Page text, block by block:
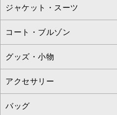
ニット・セーター
カーディガン
アンサンブルセット
ベスト・ジレ
パーカー
ドレス
チュニック
ジャンパースカート
その他のワンピース・ドレス
フルレングスパンツ
クロップド・半端丈パンツ
ガウチョ・ワイドパンツ
ハーフ・ショート丈パンツ
サロペット・オールインワン
すべてのスカート
ロング・マキシ丈スカート
ひざ丈スカート
ミモレ丈スカート
ショート・ミニ丈スカート
ジャケット・スーツ
すべてのジャケット・スーツ
テーラードジャケット
ノーカラージャケット
セットアップ
コート・ブルゾン
すべてのコート・ブルゾン
トレンチコート
ピーコート
グッズ・小物
すべてのグッズ・小物
マスク
アクセサリー
すべてのアクセサリー
バッグ